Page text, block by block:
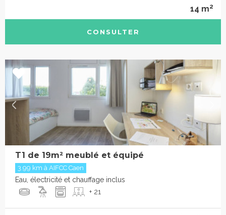
14 m2
CONSULTER
T1 de 19m² meublé et équipé
3.99 km à AIFCC Caen
Eau, électricité et chauffage inclus
+ 21